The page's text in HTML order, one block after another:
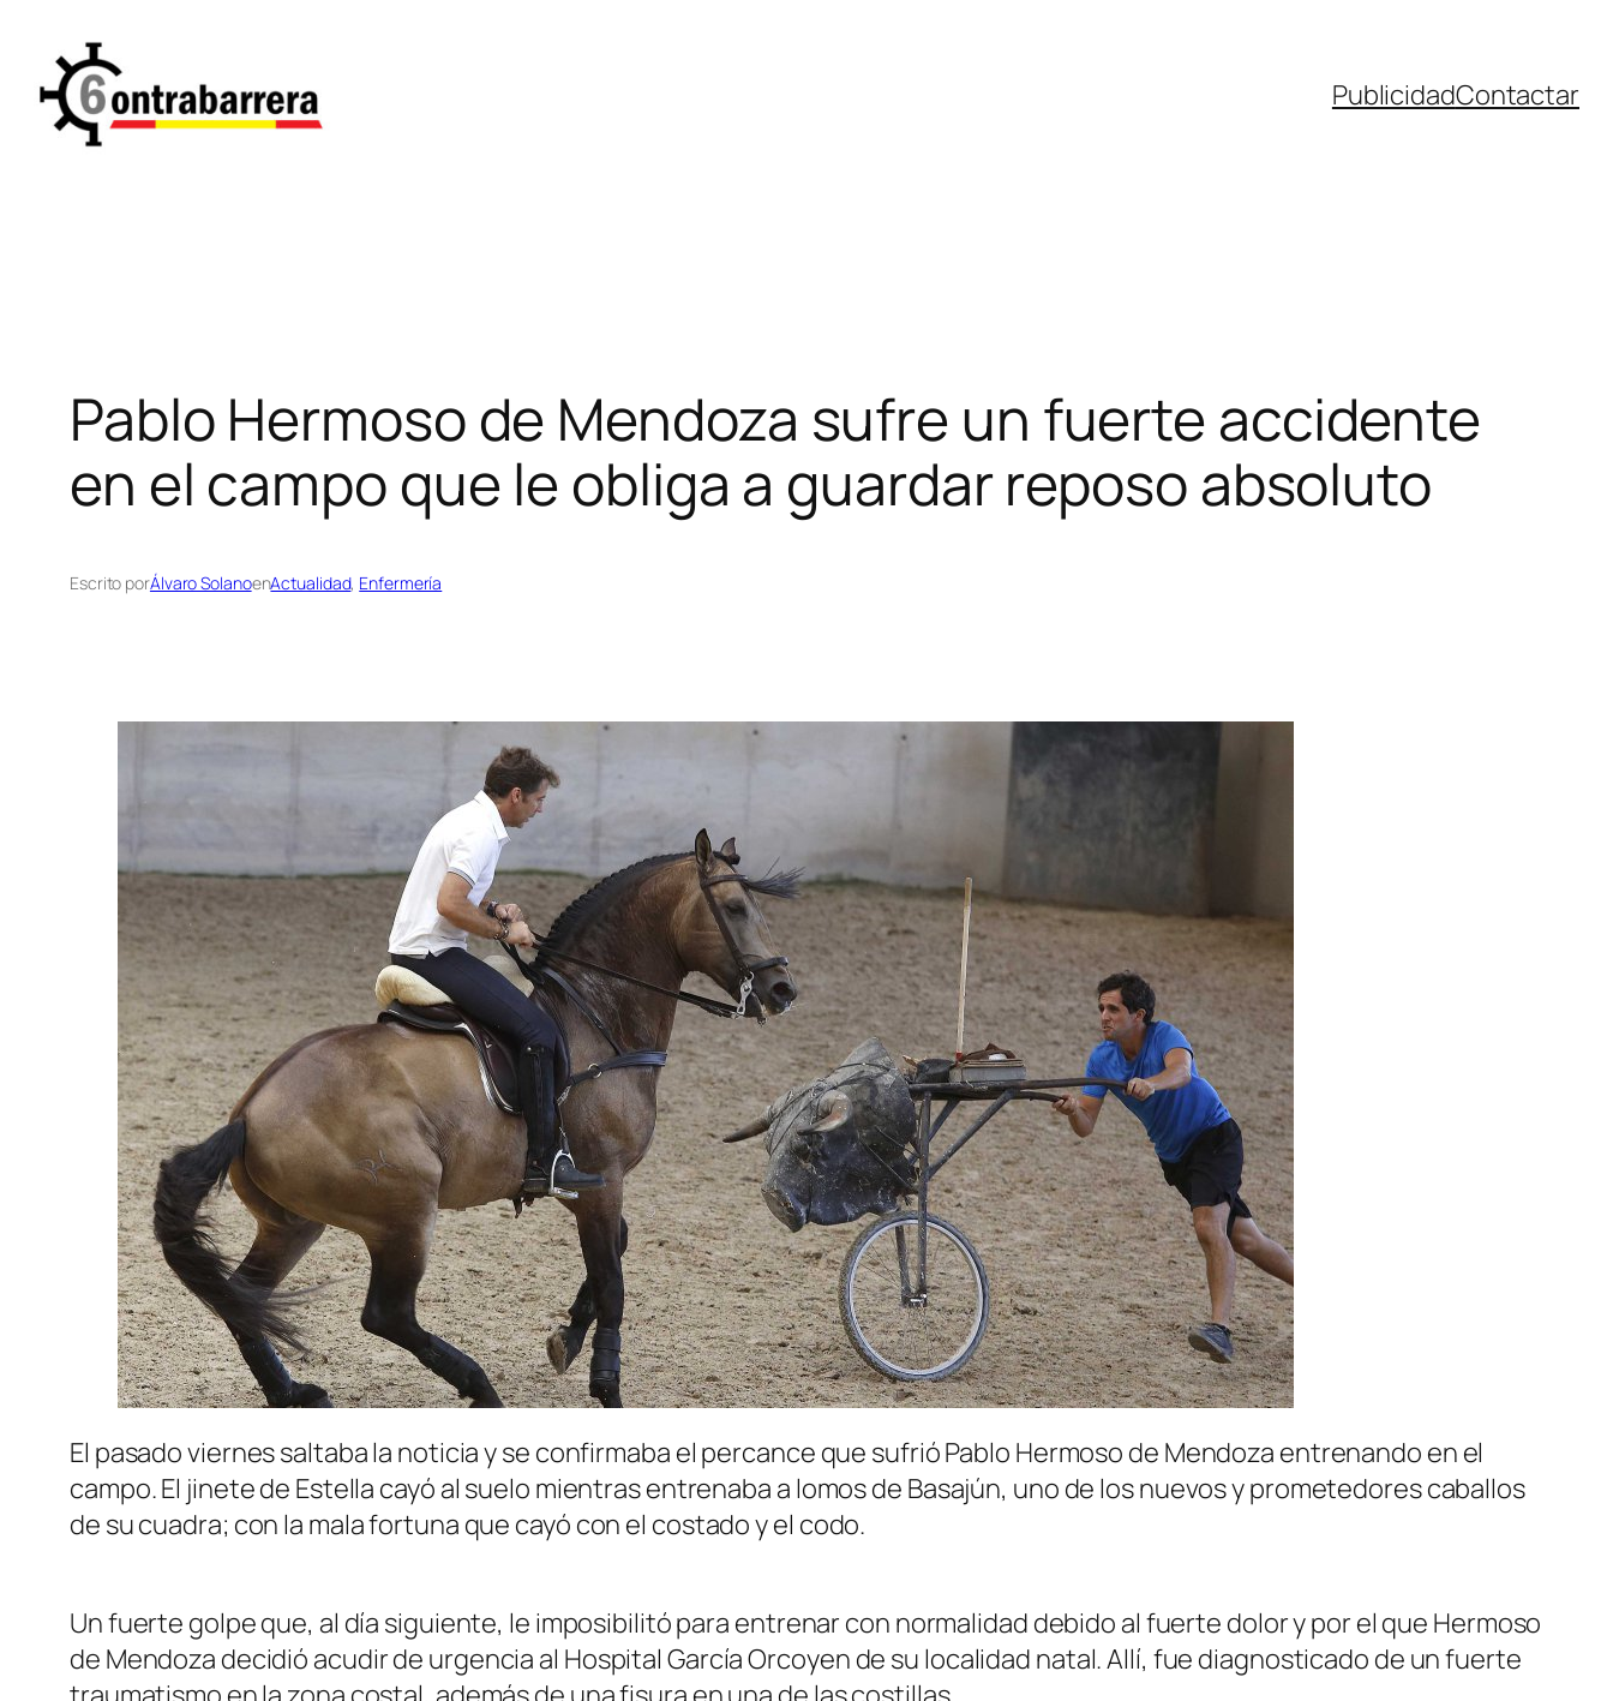
contenido
PublicidadContactar
Pablo Hermoso de Mendoza sufre un fuerte accidente
en el campo que le obliga a guardar reposo absoluto
Escrito porÁlvaro SolanoenActualidad, Enfermería
El pasado viernes saltaba la noticia y se confirmaba el percance que sufrió Pablo Hermoso de Mendoza entrenando en el
campo. El jinete de Estella cayó al suelo mientras entrenaba a lomos de Basajún, uno de los nuevos y prometedores caballos
de su cuadra; con la mala fortuna que cayó con el costado y el codo.
Un fuerte golpe que, al día siguiente, le imposibilitó para entrenar con normalidad debido al fuerte dolor y por el que Hermoso
de Mendoza decidió acudir de urgencia al Hospital García Orcoyen de su localidad natal. Allí, fue diagnosticado de un fuerte